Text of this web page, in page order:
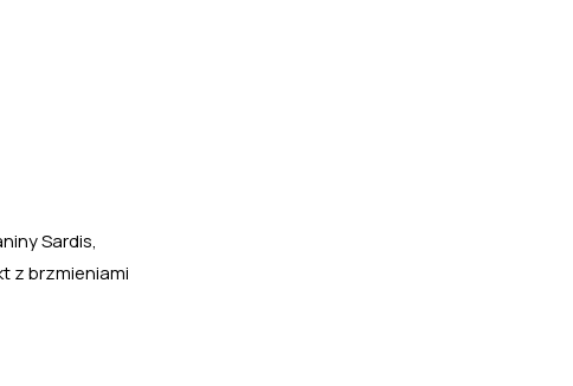
Sardis,
z brzmieniami